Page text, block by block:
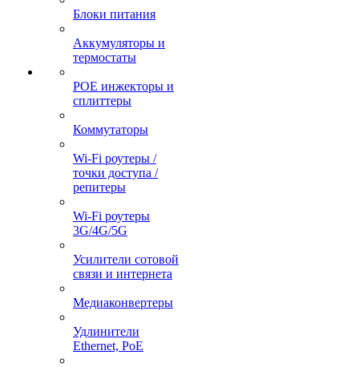
Блоки питания
Аккумуляторы и
термостаты
POE инжекторы и
сплиттеры
Коммутаторы
Wi-Fi роутеры /
точки доступа /
репитеры
Wi-Fi роутеры
3G/4G/5G
Усилители сотовой
связи и интернета
Медиаконвертеры
Удлинители
Ethernet, PoE